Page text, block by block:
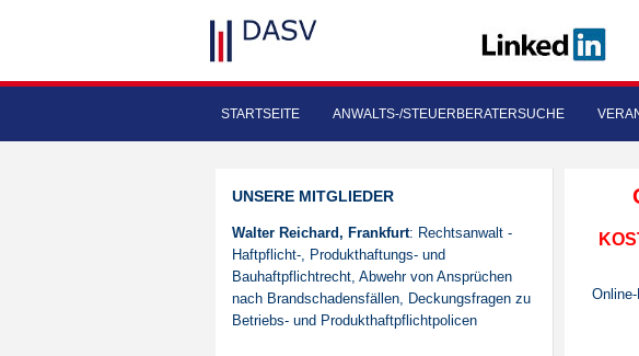
STARTSEITE ANWALTS-/STEUERBERATERSUCHE
UNSERE MITGLIEDER
Walter Reichard, Frankfurt: Rechtsanwalt -
Haftpflicht-, Produkthaftungs- und
Bauhaftpflichtrecht, Abwehr von Ansprüchen
nach Brandschadensfällen, Deckungsfragen zu
Betriebs- und Produkthaftpflichtpolicen